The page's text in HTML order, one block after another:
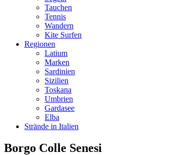
Tauchen
Tennis
Wandern
Kite Surfen
Regionen
Latium
Marken
Sardinien
Sizilien
Toskana
Umbrien
Gardasee
Elba
Strände in Italien
Borgo Colle Senesi